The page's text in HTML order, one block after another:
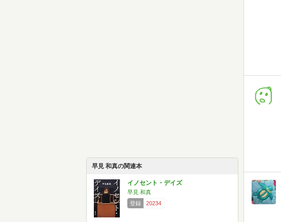
早見 和真の関連本
イノセント・デイズ
早見 和真
登録
20234